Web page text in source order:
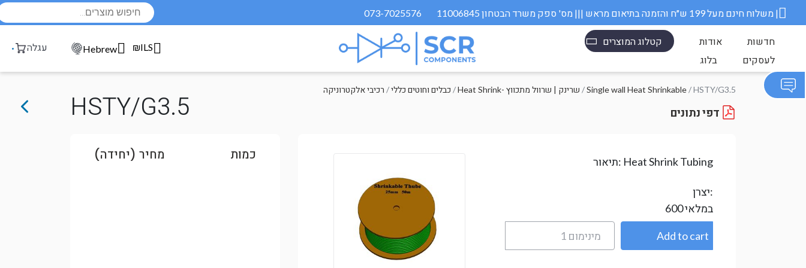
073-7025576 משלוח חינם מעל 199 ש״ח והזמנה בתיאום מראש ||| מס' ספק משרד הבטחון 11006845 |
קטלוג המוצרים אודות
חדשות
בלוג
לעסקים
עגלה Hebrew ₪ILS
רכיבי אלקטרוניקה /כבלים וחוטים כללי / Heat Shrink- שרינק | שרוול מתכווץ /Single wall Heat Shrinkable/ HSTY/G3.5
HSTY/G3.5
תיאור: Heat Shrink Tubing
יצרן:
600במלאי
כמות מחיר (יחידה)